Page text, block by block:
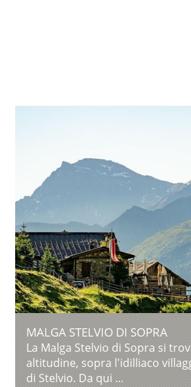
MALGA STELVIO DI SOPRA
La Malga Stelvio di Sopra si
altitudine, sopra l'idilliaco
di Stelvio. Da qui ...